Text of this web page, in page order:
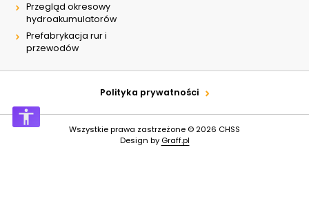
Przegląd okresowy
hydroakumulatorów
Prefabrykacja rur i
przewodów
Polityka prywatności
Wszystkie prawa zastrzeżone © 2026 CHSS
Design by Graff.pl